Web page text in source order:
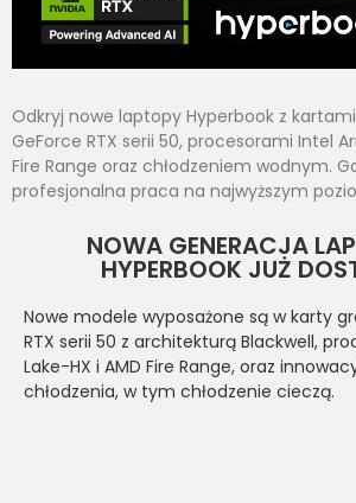
Odkryj nowe laptopy Hyperbook z
GeForce RTX serii 50, procesorami Intel
Fire Range oraz chłodzeniem wodnym.
profesjonalna praca na najwyższym
NOWA GENERACJA
HYPERBOOK JUŻ
Nowe modele wyposażone są w karty
RTX serii 50 z architekturą Blackwell,
Lake-HX i AMD Fire Range, oraz
chłodzenia, w tym chłodzenie cieczą.